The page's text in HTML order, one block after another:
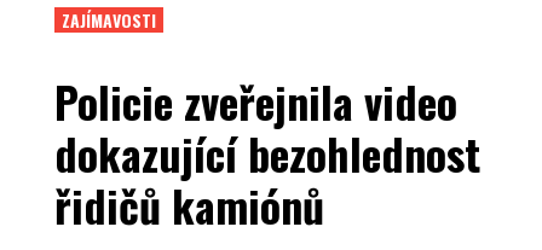
ZAJÍMAVOSTI
Policie zveřejnila video
dokazující bezohlednost
řidičů kamiónů